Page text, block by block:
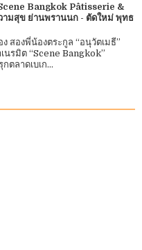
Bangkok Pâtisserie &
มสุข ย่านพรานนก - ตัดใหม่ พุทธ
สองพี่น้องตระกูล “อนุวัตเมธี”
นรมิต “Scene Bangkok”
ตลาดเบเก...